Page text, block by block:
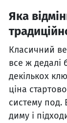
Яка
Класичний
все ж дедалі
декількох
ціна
систему под.
диму і